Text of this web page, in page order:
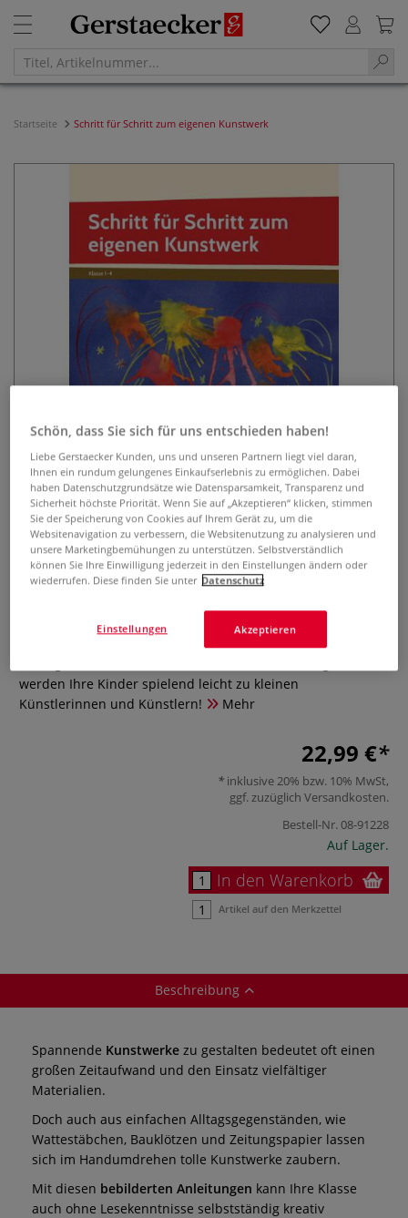
Startseite Schritt für Schritt zum eigenen Kunstwerk
Schritt für Schritt zum eigenen
Kunstwerk
0 Bewertungen
werden Ihre Kinder spielend leicht zu kleinen
Künstlerinnen und Künstlern!
Mehr
22,99 €
inklusive 20% bzw. 10% MwSt,
ggf. zuzüglich Versandkosten.
Bestell-Nr.08-91228
Auf Lager.
In den Warenkorb
Artikel auf den Merkzettel
Beschreibung
Spannende Kunstwerke zu gestalten bedeutet oft einen
großen Zeitaufwand und den Einsatz vielfältiger
Materialien.
Doch auch aus einfachen Alltagsgegenständen, wie
Wattestäbchen, Bauklötzen und Zeitungspapier lassen
sich im Handumdrehen tolle Kunstwerke zaubern.
Mit diesen bebilderten Anleitungen kann Ihre Klasse
auch ohne Lesekenntnisse selbstständig kreativ
Schön, dass Sie sich für uns entschieden haben!
Liebe Gerstaecker Kunden, uns und unseren Partnern liegt viel daran,
Ihnen ein rundum gelungenes Einkaufserlebnis zu ermöglichen. Dabei
haben Datenschutzgrundsätze wie Datensparsamkeit, Transparenz und
Sicherheit höchste Priorität. Wenn Sie auf „Akzeptieren“ klicken, stimmen
Sie der Speicherung von Cookies auf Ihrem Gerät zu, um die
Websitenavigation zu verbessern, die Websitenutzung zu analysieren und
unsere Marketingbemühungen zu unterstützen. Selbstverständlich
können Sie Ihre Einwilligung jederzeit in den Einstellungen ändern oder
wiederrufen. Diese finden Sie unter Datenschutz
Akzeptieren
Einstellungen